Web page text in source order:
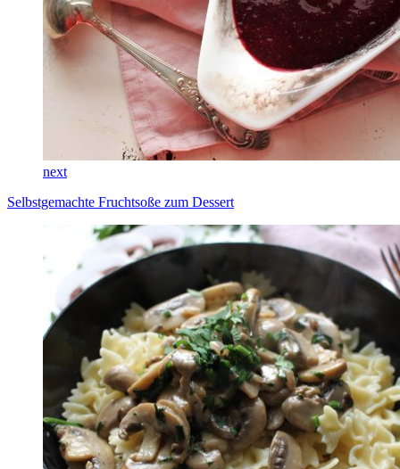
next
Selbstgemachte Fruchtsoße zum Dessert